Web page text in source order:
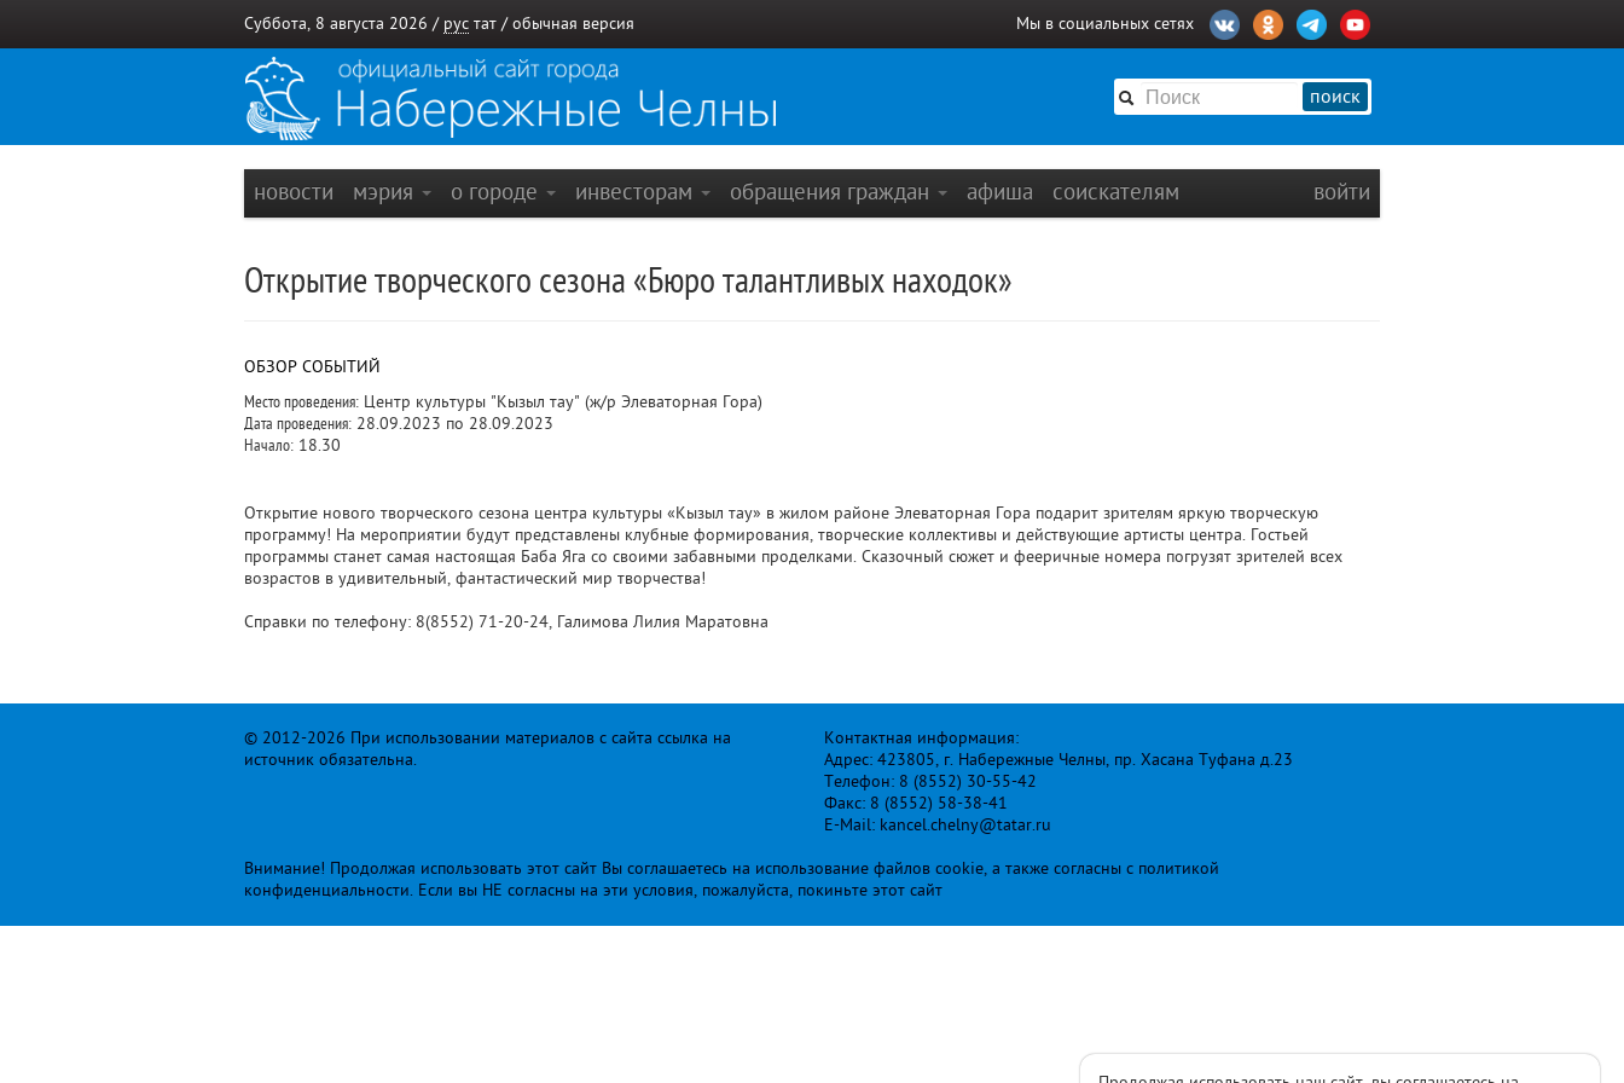
Суббота, 8 августа 2026 / рус тат / обычная версия Мы в социальных сетях
поиск
новости мэрия о городе инвесторам обращения граждан афиша соискателям войти
Открытие творческого сезона «Бюро талантливых находок»
ОБЗОР СОБЫТИЙ
Место проведения: Центр культуры "Кызыл тау" (ж/р Элеваторная Гора)
Дата проведения: 28.09.2023 по 28.09.2023
Начало: 18.30
Открытие нового творческого сезона центра культуры «Кызыл тау» в жилом районе Элеваторная Гора подарит зрителям яркую творческую
программу! На мероприятии будут представлены клубные формирования, творческие коллективы и действующие артисты центра. Гостьей
программы станет самая настоящая Баба Яга со своими забавными проделками. Сказочный сюжет и фееричные номера погрузят зрителей всех
возрастов в удивительный, фантастический мир творчества!
Справки по телефону: 8(8552) 71-20-24, Галимова Лилия Маратовна
© 2012-2026 При использовании материалов с сайта ссылка на
источник обязательна.
Контактная информация:
Адрес: 423805, г. Набережные Челны, пр. Хасана Туфана д.23
Телефон: 8 (8552) 30-55-42
Факс: 8 (8552) 58-38-41
E-Mail: kancel.chelny@tatar.ru
Внимание! Продолжая использовать этот сайт Вы соглашаетесь на использование файлов cookie, а также согласны с политикой
конфиденциальности. Если вы НЕ согласны на эти условия, пожалуйста, покиньте этот сайт